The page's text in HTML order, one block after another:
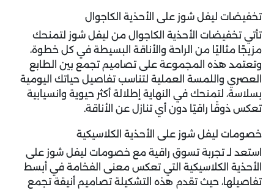
تخفيضات ليفل شوز على الأحذية الكاجوال
تأتي تخفيضات الأحذية الكاجوال من ليفل شوز لتمنحك
مزيجًا مثاليًا من الراحة والأناقة البسيطة في كل خطوة،
وتعتمد هذه المجموعة على تصاميم تجمع بين الطابع
العصري واللمسة العملية لتناسب تفاصيل حياتك اليومية
بسلاسة، لتمنحك في النهاية إطلالة أكثر حيوية وانسيابية
تعكس ذوقًا راقيًا دون أي تنازل عن الأناقة.
خصومات ليفل شوز على الأحذية الكلاسيكية
استعد لـ تجربة تسوق راقية مع خصومات ليفل شوز على
الأحذية الكلاسيكية التي تعكس معنى الفخامة في أبسط
تفاصيلها، حيث تقدم هذه التشكيلة تصاميم أنيقة تجمع